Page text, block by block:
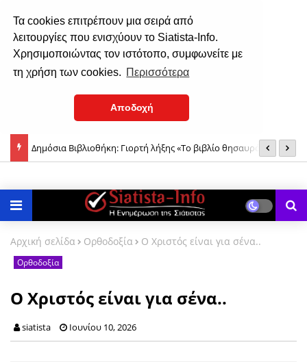
Τα cookies επιτρέπουν μια σειρά από
λειτουργίες που ενισχύουν το Siatista-Info.
Χρησιμοποιώντας τον ιστότοπο, συμφωνείτε με
τη χρήση των cookies. Περισσότερα
Αποδοχή
Σιάτιστα: Παρουσίαση Αλόγων 2026, το Σάββατο 8 Αυγούστου
Αρχική σελίδα Ορθοδοξία Ο Χριστός είναι για σένα..
Ορθοδοξία
Ο Χριστός είναι για σένα..
siatista Ιουνίου 10, 2026